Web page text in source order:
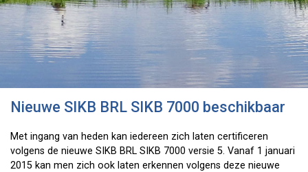
Nieuwe SIKB BRL SIKB 7000 beschikbaar
Met ingang van heden kan iedereen zich laten certificeren
volgens de nieuwe SIKB BRL SIKB 7000 versie 5. Vanaf 1 januari
2015 kan men zich ook laten erkennen volgens deze nieuwe